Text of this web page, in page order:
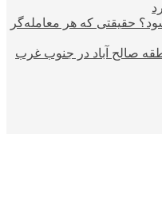
حقیقتی که هر معامله‌گر
صالح آباد در جنوب غرب